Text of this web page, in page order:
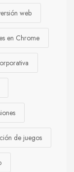
web
en Chrome
de juegos